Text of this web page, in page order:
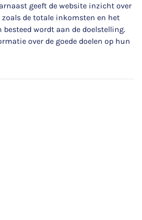
geeft de website inzicht over
de totale inkomsten en het
besteed wordt aan de doelstelling.
over de goede doelen op hun